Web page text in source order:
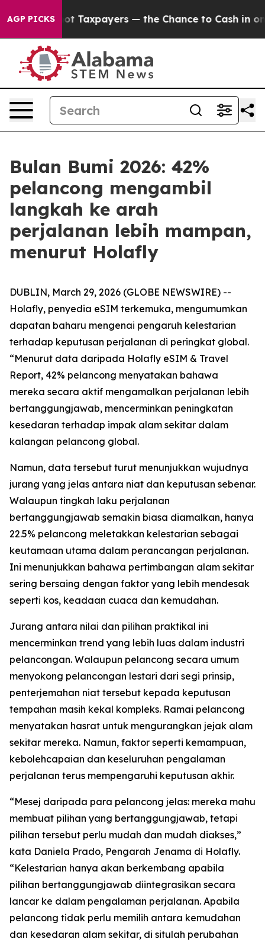
AGP PICKS
— not Taxpayers — the Chance to Cash in on
Bulan Bumi 2026: 42%
pelancong mengambil
langkah ke arah
perjalanan lebih mampan,
menurut Holafly
DUBLIN, March 29, 2026 (GLOBE NEWSWIRE) --
Holafly, penyedia eSIM terkemuka, mengumumkan
dapatan baharu mengenai pengaruh kelestarian
terhadap keputusan perjalanan di peringkat global.
“Menurut data daripada Holafly eSIM & Travel
Report, 42% pelancong menyatakan bahawa
mereka secara aktif mengamalkan perjalanan lebih
bertanggungjawab, mencerminkan peningkatan
kesedaran terhadap impak alam sekitar dalam
kalangan pelancong global.
Namun, data tersebut turut menunjukkan wujudnya
jurang yang jelas antara niat dan keputusan sebenar.
Walaupun tingkah laku perjalanan
bertanggungjawab semakin biasa diamalkan, hanya
22.5% pelancong meletakkan kelestarian sebagai
keutamaan utama dalam perancangan perjalanan.
Ini menunjukkan bahawa pertimbangan alam sekitar
sering bersaing dengan faktor yang lebih mendesak
seperti kos, keadaan cuaca dan kemudahan.
Jurang antara nilai dan pilihan praktikal ini
mencerminkan trend yang lebih luas dalam industri
pelancongan. Walaupun pelancong secara umum
menyokong pelancongan lestari dari segi prinsip,
penterjemahan niat tersebut kepada keputusan
tempahan masih kekal kompleks. Ramai pelancong
menyatakan hasrat untuk mengurangkan jejak alam
sekitar mereka. Namun, faktor seperti kemampuan,
kebolehcapaian dan keseluruhan pengalaman
perjalanan terus mempengaruhi keputusan akhir.
“Mesej daripada para pelancong jelas: mereka mahu
membuat pilihan yang bertanggungjawab, tetapi
pilihan tersebut perlu mudah dan mudah diakses,”
kata Daniela Prado, Pengarah Jenama di Holafly.
“Kelestarian hanya akan berkembang apabila
pilihan bertanggungjawab diintegrasikan secara
lancar ke dalam pengalaman perjalanan. Apabila
pelancong tidak perlu memilih antara kemudahan
dan kesedaran alam sekitar, di situlah perubahan